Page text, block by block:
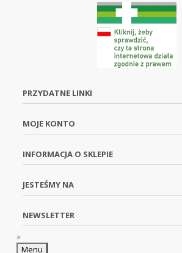
PRZYDATNE LINKI
MOJE KONTO
INFORMACJA O SKLEPIE
JESTEŚMY NA
NEWSLETTER
×
Menu